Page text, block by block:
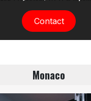
Contact
Monaco